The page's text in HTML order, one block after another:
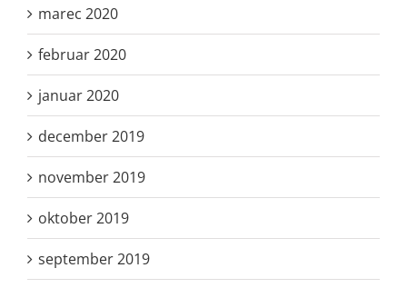
marec 2020
februar 2020
januar 2020
december 2019
november 2019
oktober 2019
september 2019